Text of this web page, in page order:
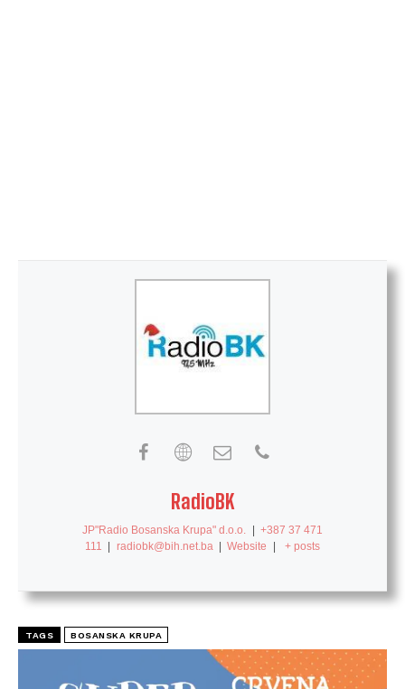
RadioBK
JP"Radio Bosanska Krupa" d.o.o. | +387 37 471
111
| radiobk@bih.net.ba | Website | + posts
TAGS BOSANSKA KRUPA